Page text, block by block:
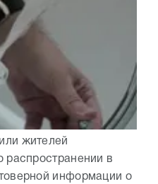
жителей
распространении в
информации о